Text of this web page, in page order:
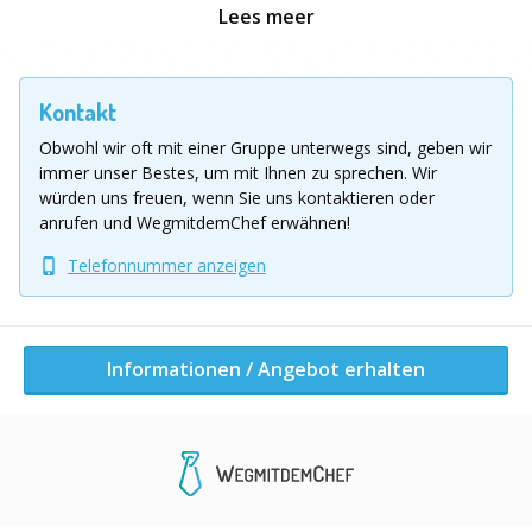
Fußballdart
Human Table Soccer
Basketball
Je nach Anzahl der Gäste können beliebig viele Stationen
gebucht werden. Für eine kleine Verschnaufpause
zwischendurch bieten wir gerne auf Anfrage frische Salate,
Hänchengrillies und weitere gesunde Leckereien.
weiteren dazu buchbar: Surfsimulator, Kletterwand, Bungee
Location Ausflug
Informationen / Angebot erhalten
Lees meer
Kontakt
Obwohl wir oft mit einer Gruppe unterwegs sind, geben wir
immer unser Bestes, um mit Ihnen zu sprechen. Wir
würden uns freuen, wenn Sie uns kontaktieren oder
anrufen und WegmitdemChef erwähnen!
Telefonnummer anzeigen
Informationen / Angebot erhalten